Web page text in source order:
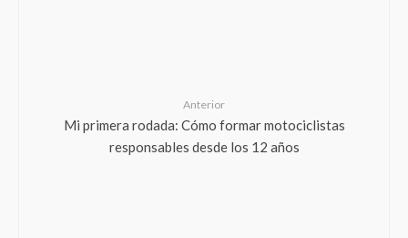
Anterior
Mi primera rodada: Cómo formar motociclistas
responsables desde los 12 años